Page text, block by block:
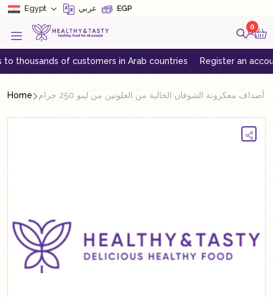
Egypt عربي EGP
0
of customers in Arab countries Register an account to
Home أصداف معكرونة الشوفان الخالية من الغلوتين من لينو 250 جرام